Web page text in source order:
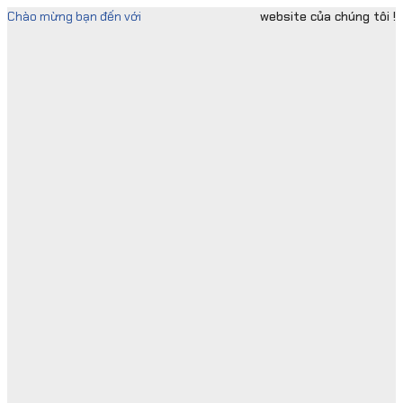
Skip
Chào mừng bạn đến với website của chúng tôi !